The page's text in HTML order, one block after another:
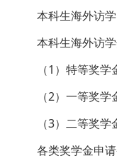
本科生海外访
本科生海外访
（1）特等奖
（2）一等奖
（3）二等奖
各类奖学金申